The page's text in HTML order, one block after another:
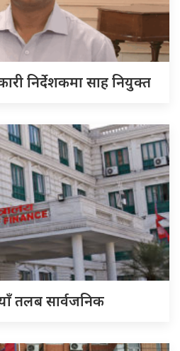
निर्देशकमा साह नियुक्त
तलब सार्वजनिक